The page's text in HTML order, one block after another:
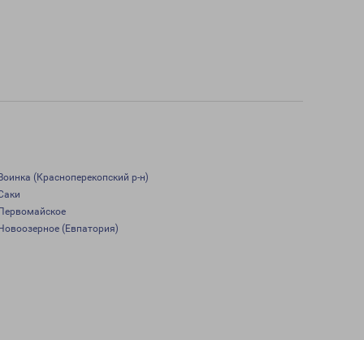
(Красноперекопский р-н)
(Евпатория)